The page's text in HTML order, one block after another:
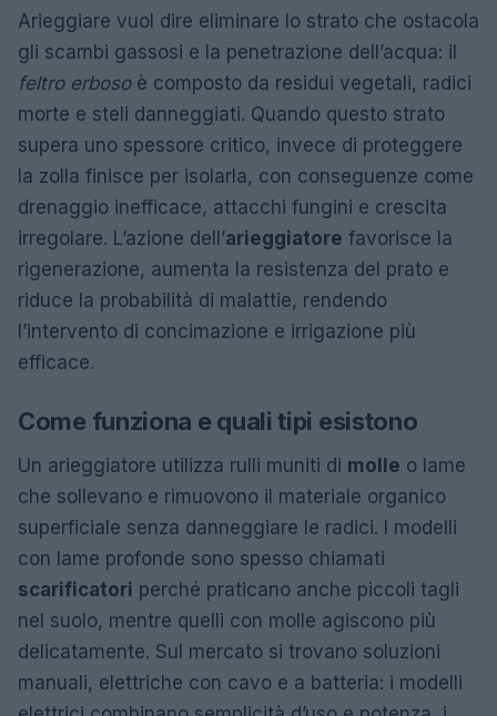
Arieggiare vuol dire eliminare lo strato che ostacola
gli scambi gassosi e la penetrazione dell’acqua: il
feltro erbosoè composto da residui vegetali, radici
morte e steli danneggiati. Quando questo strato
supera uno spessore critico, invece di proteggere
la zolla finisce per isolarla, con conseguenze come
drenaggio inefficace, attacchi fungini e crescita
irregolare. L’azione dell’arieggiatore favorisce la
rigenerazione, aumenta la resistenza del prato e
riduce la probabilità di malattie, rendendo
l’intervento di concimazione e irrigazione più
efficace.
Come funziona e quali tipi esistono
Un arieggiatore utilizza rulli muniti di molle o lame
che sollevano e rimuovono il materiale organico
superficiale senza danneggiare le radici. I modelli
con lame profonde sono spesso chiamati
scarificatori perché praticano anche piccoli tagli
nel suolo, mentre quelli con molle agiscono più
delicatamente. Sul mercato si trovano soluzioni
manuali, elettriche con cavo e a batteria: i modelli